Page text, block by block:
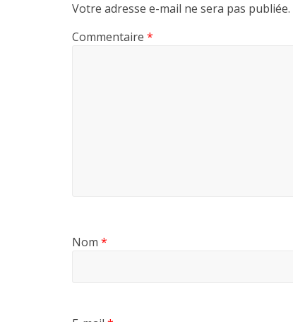
Votre adresse e-mail ne sera pas publiée.
Commentaire *
Nom *